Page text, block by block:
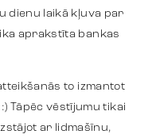
dienu laikā kļuva par
aprakstīta bankas
to izmantot
Tāpēc vēstījumu tikai
ar lidmašīnu,